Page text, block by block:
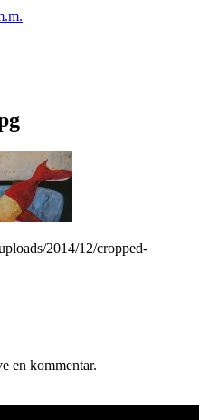
2014/12/cropped-
en kommentar.